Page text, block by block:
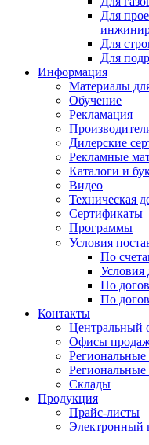
Для
Для
Для
Информация
Материалы
Обучение
Рекламация
Дилерские
Рекламные
Каталоги и
Видео
Техническая
Сертификаты
Программы
Условия
По
Условия
По
По
Контакты
Центральный
Офисы
Региональные
Склады
Продукция
Прайс-листы
Электронный